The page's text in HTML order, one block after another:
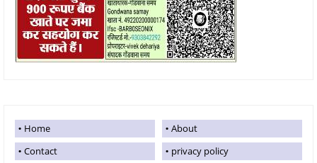
Home
About
Contact
privacy policy